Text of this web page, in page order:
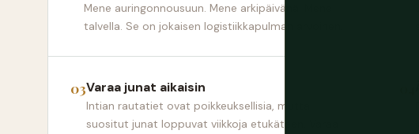
Mene auringonnousuun. Mene arkipäivänä. Mene
talvella. Se on jokaisen logistiikkapulman arvoinen.
Varaa junat aikaisin
Intian rautatiet ovat poikkeuksellisia, mutta
suositut junat loppuvat viikkoja etukäteen. Varaa